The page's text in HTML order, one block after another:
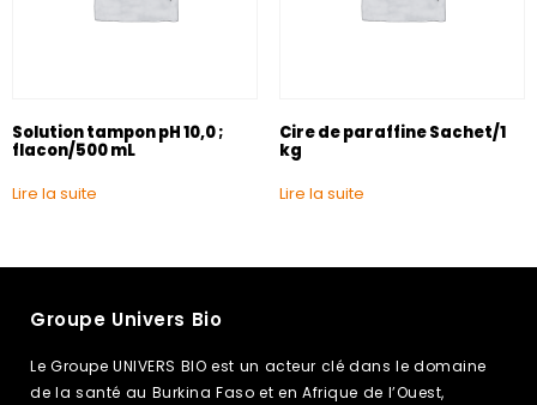
Solution tampon pH 10,0 ;
flacon/500 mL
Lire la suite
Cire de paraffine Sachet/1
kg
Lire la suite
Groupe Univers Bio
Le Groupe UNIVERS BIO est un acteur clé dans le domaine
de la santé au Burkina Faso et en Afrique de l’Ouest,